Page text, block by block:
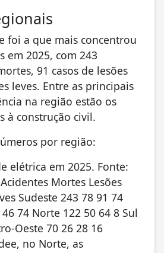
foi a que mais concentrou
em 2025, com 243
91 casos de lesões
leves. Entre as principais
na região estão os
à construção civil.
por região:
elétrica em 2025. Fonte:
Mortes Lesões
Sudeste 243 78 91 74
74 Norte 122 50 64 8 Sul
Oeste 70 26 28 16
no Norte, as